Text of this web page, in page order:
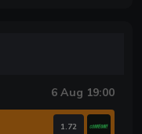
6 Aug 19:00
1.72